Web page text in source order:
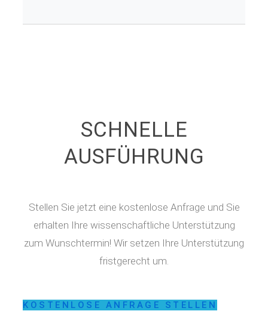
SCHNELLE
AUSFÜHRUNG
Stellen Sie jetzt eine kostenlose Anfrage und Sie
erhalten Ihre wissenschaftliche Unterstützung
zum Wunschtermin! Wir setzen Ihre Unterstützung
fristgerecht um.
KOSTENLOSE ANFRAGE STELLEN